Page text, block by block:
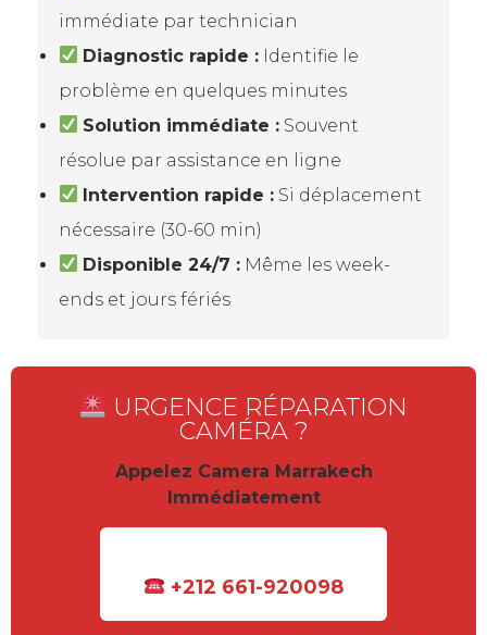
immédiate par technician
Diagnostic rapide : Identifie le
problème en quelques minutes
Solution immédiate : Souvent
résolue par assistance en ligne
Intervention rapide : Si déplacement
nécessaire (30-60 min)
Disponible 24/7 : Même les week-
ends et jours fériés
URGENCE RÉPARATION
CAMÉRA ?
Appelez Camera Marrakech
Immédiatement
+212 661-920098